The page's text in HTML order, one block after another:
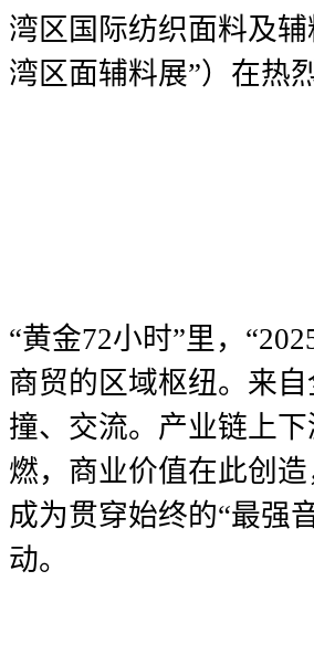
湾区国际纺织面料及
湾区面辅料展”）在热
“黄金72小时”里，
商贸的区域枢纽。来
撞、交流。产业链上
燃，商业价值在此创
成为贯穿始终的“最强
动。